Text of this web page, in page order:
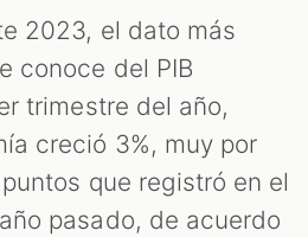
2023, el dato más
conoce del PIB
trimestre del año,
creció 3%, muy por
que registró en el
pasado, de acuerdo